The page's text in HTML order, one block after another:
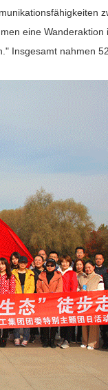
eine
Insgesamt nahmen